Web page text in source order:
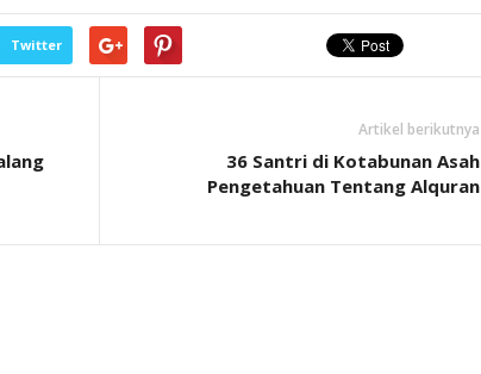
Twitter
Artikel berikutnya
36 Santri di Kotabunan Asah
Pengetahuan Tentang Alquran